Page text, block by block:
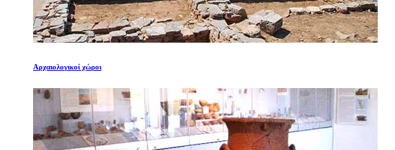
Αρχαιολογικοί χώροι